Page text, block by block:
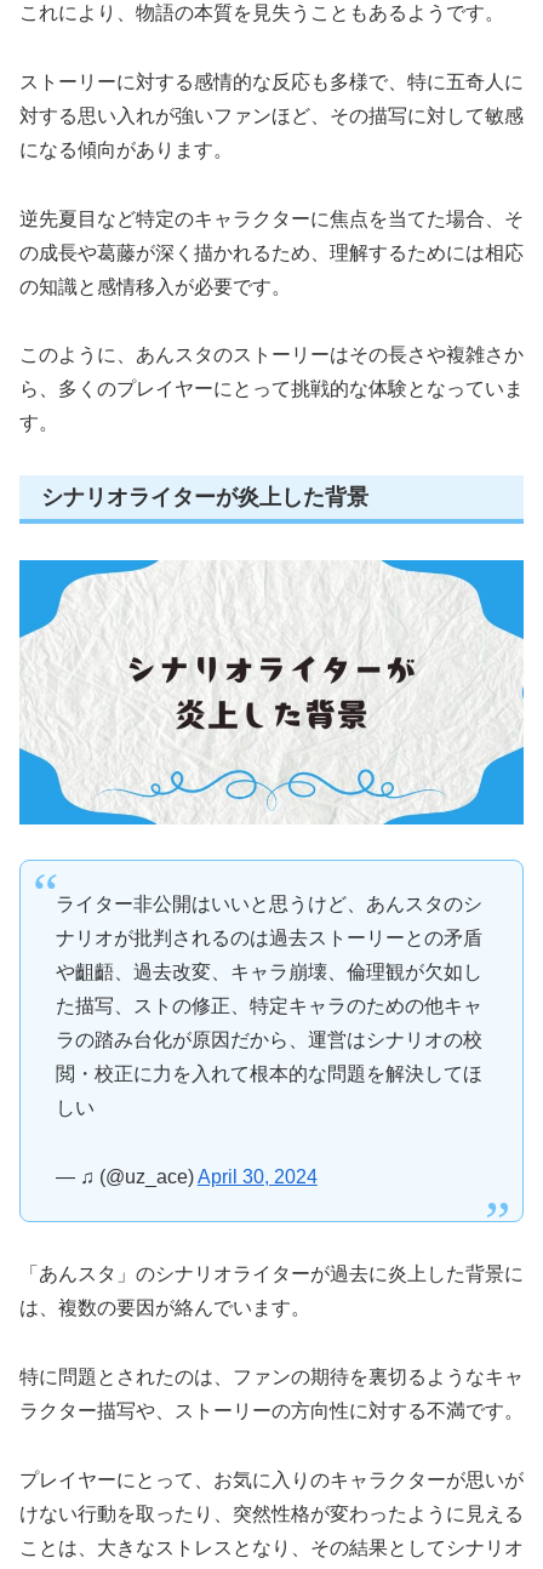
これにより、物語の本質を見失うこともあるようです。
ストーリーに対する感情的な反応も多様で、特に五奇人に
対する思い入れが強いファンほど、その描写に対して敏感
になる傾向があります。
逆先夏目など特定のキャラクターに焦点を当てた場合、そ
の成長や葛藤が深く描かれるため、理解するためには相応
の知識と感情移入が必要です。
このように、あんスタのストーリーはその長さや複雑さか
ら、多くのプレイヤーにとって挑戦的な体験となっていま
す。
シナリオライターが炎上した背景
ライター非公開はいいと思うけど、あんスタのシ
ナリオが批判されるのは過去ストーリーとの矛盾
や齟齬、過去改変、キャラ崩壊、倫理観が欠如し
た描写、ストの修正、特定キャラのための他キャ
ラの踏み台化が原因だから、運営はシナリオの校
閲・校正に力を入れて根本的な問題を解決してほ
しい
— ♫ (@uz_ace)April 30, 2024
「あんスタ」のシナリオライターが過去に炎上した背景に
は、複数の要因が絡んでいます。
特に問題とされたのは、ファンの期待を裏切るようなキャ
ラクター描写や、ストーリーの方向性に対する不満です。
プレイヤーにとって、お気に入りのキャラクターが思いが
けない行動を取ったり、突然性格が変わったように見える
ことは、大きなストレスとなり、その結果としてシナリオ